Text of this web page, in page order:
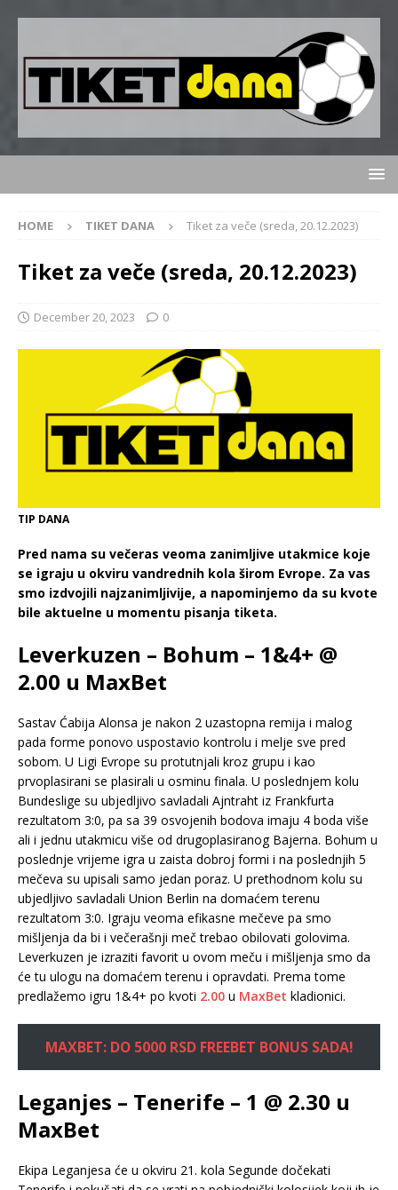
HOME TIKET DANA Tiket za veče (sreda, 20.12.2023)
Tiket za veče (sreda, 20.12.2023)
December 20, 2023 0
TIP DANA
Pred nama su večeras veoma zanimljive utakmice koje
se igraju u okviru vandrednih kola širom Evrope. Za vas
smo izdvojili najzanimljivije, a napominjemo da su kvote
bile aktuelne u momentu pisanja tiketa.
Leverkuzen – Bohum – 1&4+ @
2.00 u MaxBet
Sastav Ćabija Alonsa je nakon 2 uzastopna remija i malog
pada forme ponovo uspostavio kontrolu i melje sve pred
sobom. U Ligi Evrope su protutnjali kroz grupu i kao
prvoplasirani se plasirali u osminu finala. U poslednjem kolu
Bundeslige su ubjedljivo savladali Ajntraht iz Frankfurta
rezultatom 3:0, pa sa 39 osvojenih bodova imaju 4 boda više
ali i jednu utakmicu više od drugoplasiranog Bajerna. Bohum u
poslednje vrijeme igra u zaista dobroj formi i na poslednjih 5
mečeva su upisali samo jedan poraz. U prethodnom kolu su
ubjedljivo savladali Union Berlin na domaćem terenu
rezultatom 3:0. Igraju veoma efikasne mečeve pa smo
mišljenja da bi i večerašnji meč trebao obilovati golovima.
Leverkuzen je izraziti favorit u ovom meču i mišljenja smo da
će tu ulogu na domaćem terenu i opravdati. Prema tome
predlažemo igru 1&4+ po kvoti 2.00 u MaxBet kladionici.
MAXBET: DO 5000 RSD FREEBET BONUS SADA!
Leganjes – Tenerife – 1 @ 2.30 u
MaxBet
Ekipa Leganjesa će u okviru 21. kola Segunde dočekati